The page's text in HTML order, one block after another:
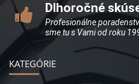
Dlhoročné
Profesionálne
sme tu s Vami od roku
KATEGÓRIE